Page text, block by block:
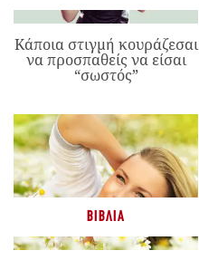
Κάποια στιγμή κουράζεσαι
να προσπαθείς να είσαι
“σωστός”
ΒΙΒΛΊΑ